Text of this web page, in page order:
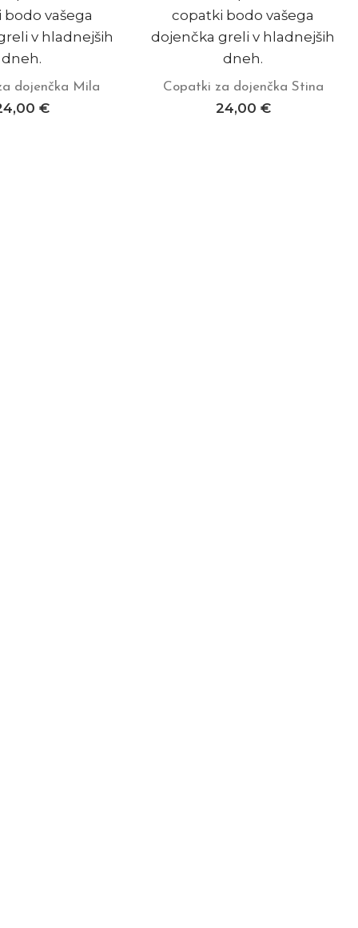
v košarico
dojenčka Mila
€
Dodaj v košarico
Copatki za dojenčka Stina
24,00 €